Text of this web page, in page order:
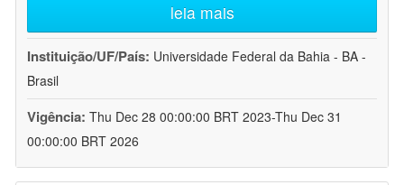
leia mais
Instituição/UF/País: Universidade Federal da Bahia - BA -
Brasil
Vigência: Thu Dec 28 00:00:00 BRT 2023-Thu Dec 31
00:00:00 BRT 2026